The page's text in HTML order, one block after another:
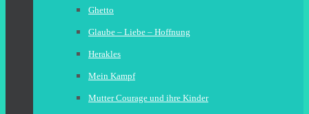
Ghetto
Glaube – Liebe – Hoffnung
Herakles
Mein Kampf
Mutter Courage und ihre Kinder